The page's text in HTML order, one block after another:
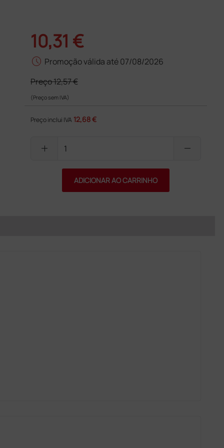
10,31 €
schedule Promoção válida até 07/08/2026
Preço12,57 €
(Preço sem IVA)
Preço inclui IVA 12,68 €
add remove
ADICIONAR AO CARRINHO